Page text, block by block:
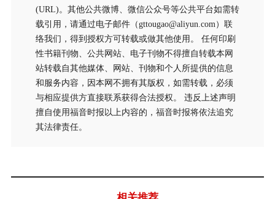
(URL)。其他公共微博、微信公众号等公共平台如需转
载引用，请通过电子邮件（gttougao@aliyun.com）联
络我们，得到授权方可转载或做其他使用。 任何印刷
性书籍刊物、公共网站、电子刊物不得擅自转载本网
站转载自其他媒体、网站、刊物和个人所提供的信息
和服务内容，因本网不拥有其版权，如需转载，必须
与相应提供方直接联系获得合法授权。 违反上述声明
擅自使用福音时报以上内容的，福音时报将依法追究
其法律责任。